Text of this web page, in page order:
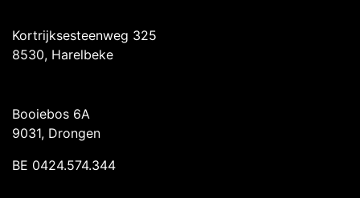
Kortrijksesteenweg 325
8530, Harelbeke
Booiebos 6A
9031, Drongen
BE 0424.574.344